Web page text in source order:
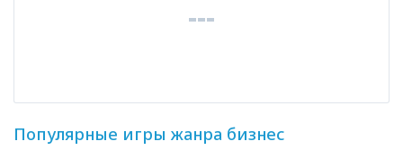
Популярные игры жанра бизнес